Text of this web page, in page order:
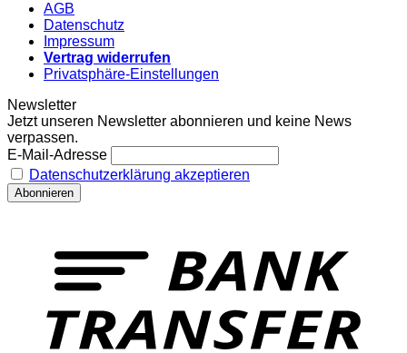
AGB
Datenschutz
Impressum
Vertrag widerrufen
Privatsphäre-Einstellungen
Newsletter
Jetzt unseren Newsletter abonnieren und keine News
verpassen.
E-Mail-Adresse
Datenschutzerklärung akzeptieren